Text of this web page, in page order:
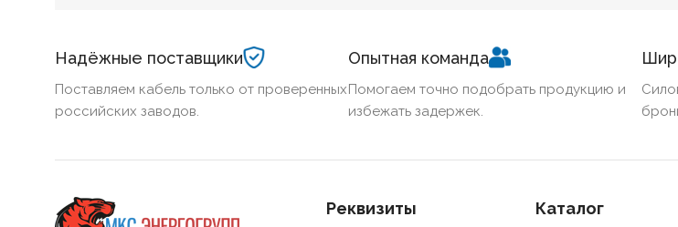
Надёжные поставщики
Поставляем кабель только от проверенных
российских заводов.
Опытная команда
Помогаем точно подобрать продукцию и
избежать задержек.
Реквизиты Каталог